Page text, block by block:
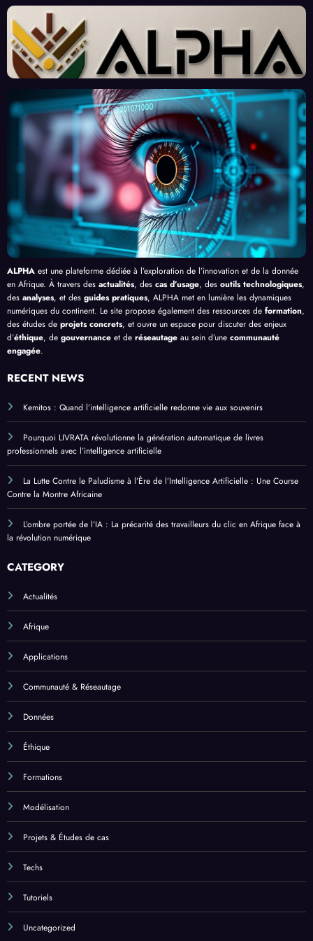
sante
des
« Tra
vaille
urs
Clic »
en
Afriq
ées :
Nouv
eau
Front
contr
e le
Palud
isme
en
Afriq
ue
Afric
ains :
Enjeu
x et
Prom
esses
, au-
delà
de
Bang
ui
d’Ex
perts
Redé
finiss
ent
l’Effi
cacit
é de
l’IA
ALPHA est une plateforme dédiée à l’exploration de l’innovation et de la donnée
en Afrique. À travers des actualités, des cas d’usage, des outils technologiques,
des analyses, et des guides pratiques, ALPHA met en lumière les dynamiques
numériques du continent. Le site propose également des ressources de formation,
des études de projets concrets, et ouvre un espace pour discuter des enjeux
d’éthique, de gouvernance et de réseautage au sein d’une communauté
engagée.
RECENT NEWS
Kemitos : Quand l’intelligence artificielle redonne vie aux souvenirs
Pourquoi LIVRATA révolutionne la génération automatique de livres
professionnels avec l’intelligence artificielle
La Lutte Contre le Paludisme à l’Ère de l’Intelligence Artificielle : Une Course
Contre la Montre Africaine
L’ombre portée de l’IA : La précarité des travailleurs du clic en Afrique face à
la révolution numérique
CATEGORY
Actualités
Afrique
Applications
Communauté & Réseautage
Données
Éthique
Formations
Modélisation
Projets & Études de cas
Techs
Tutoriels
Uncategorized